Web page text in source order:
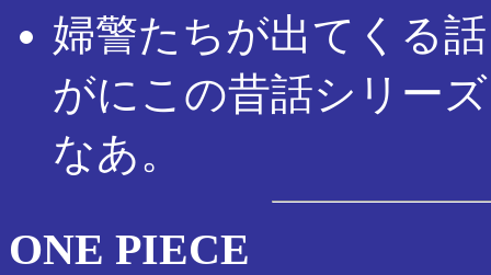
婦警たちが出てくる
がにこの昔話シリー
なあ。
ONE PIECE